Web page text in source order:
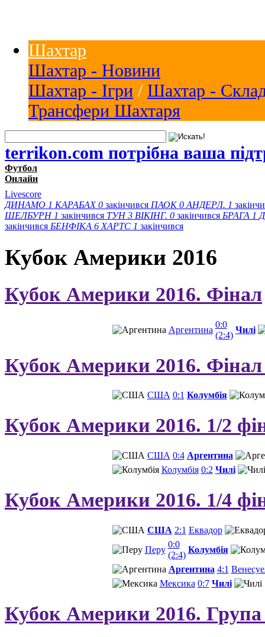
Шахтар
Шахтар - Новини
Шахтар - Ігри / Шахтар -
Трансфери Шахтаря
terrikon.com потрібна ваша
Футбол
Онлайн
Livescore
ДИНАМО 1 КАРАБАХ 0 закінчився ПАОК 0 АНДЕРЛ. 1
ШЕЛБУРН 1 закінчився ТУН 3 ВІКІНГ. 0 закінчився БРАГА 1
закінчився БЕНФІКА 6 ХАРТС 1 закінчився
Кубок Америки 2016
Кубок Америки 2016. Фінал
Аргентина
0:0
(2:4)
Чилі
Кубок Америки 2016. Фінал
США 0:1 Колумбія
Кубок Америки 2016. 1/2
США 0:4 Аргентина
Колумбія 0:2 Чилі
Кубок Америки 2016. 1/4
США 2:1 Еквадор
Перу
0:0
(2:4)
Колумбія
Аргентина 4:1
Мексика 0:7 Чилі
Кубок Америки 2016.